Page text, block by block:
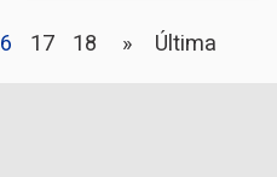
17 18 » Última